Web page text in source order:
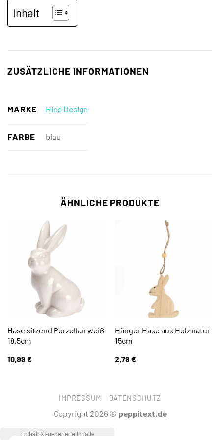
Inhalt
ZUSÄTZLICHE INFORMATIONEN
MARKE Rico Design
FARBE blau
ÄHNLICHE PRODUKTE
Hase sitzend Porzellan weiß
18,5cm
10,99 €
Hänger Hase aus Holz natur
15cm
2,79 €
IMPRESSUM DATENSCHUTZ
Copyright 2026 © peppitext.de